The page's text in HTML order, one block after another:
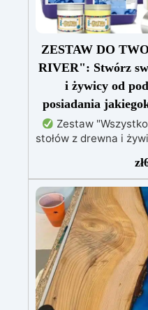
ZESTAW DO
RIVER": Stwórz
i żywicy od
posiadania
Zestaw
stołów z drewna i
Zawiera
odporną na
czasie obróbki, do
Kompletny zestaw
oddzielająca Shiny
IGUM dla idealnego
polerski z tarczami
pastą
nieskazitelne
trzech wersjach:
zł